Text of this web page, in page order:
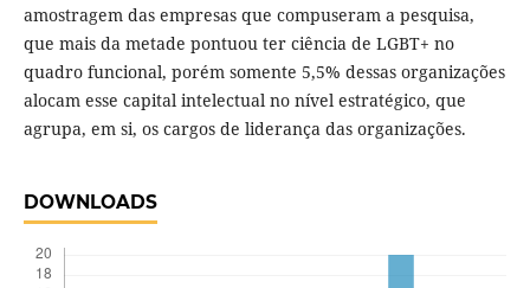
amostragem das empresas que compuseram a pesquisa,
que mais da metade pontuou ter ciência de LGBT+ no
quadro funcional, porém somente 5,5% dessas organizações
alocam esse capital intelectual no nível estratégico, que
agrupa, em si, os cargos de liderança das organizações.
DOWNLOADS